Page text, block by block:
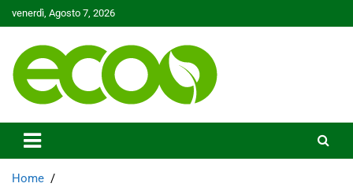
to
venerdì, Agosto 7, 2026
Ecoo.it
Home